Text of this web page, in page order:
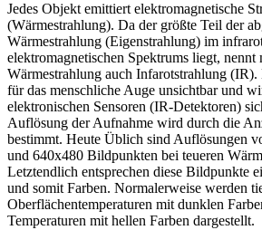
Jedes Objekt emittiert elektromagnetische
(Wärmestrahlung). Da der größte Teil der
Wärmestrahlung (Eigenstrahlung) im
elektromagnetischen Spektrums liegt, nennt
Wärmestrahlung auch Infarotstrahlung
für das menschliche Auge unsichtbar und
elektronischen Sensoren (IR-Detektoren)
Auflösung der Aufnahme wird durch die
bestimmt. Heute Üblich sind Auflösungen
und 640x480 Bildpunkten bei teueren
Letztendlich entsprechen diese Bildpunkte
und somit Farben. Normalerweise werden
Oberflächentemperaturen mit dunklen
Temperaturen mit hellen Farben dargestellt.